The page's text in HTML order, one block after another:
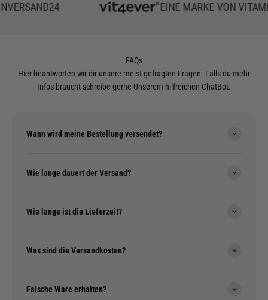
EINE MARKE VON
FAQs
Hier beantworten wir dir unsere meist gefragten Fragen. Falls du mehr
Infos braucht schreibe gerne Unserem hilfreichen ChatBot.
Wann wird meine Bestellung versendet?
Wie lange dauert der Versand?
Wie lange ist die Lieferzeit?
Was sind die Versandkosten?
Falsche Ware erhalten?